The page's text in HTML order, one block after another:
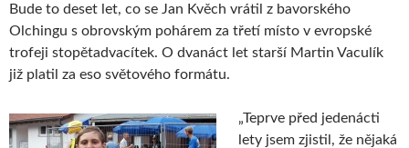
Bude to deset let, co se Jan Kvěch vrátil z bavorského
Olchingu s obrovským pohárem za třetí místo v evropské
trofeji stopětadvacítek. O dvanáct let starší Martin Vaculík
již platil za eso světového formátu.
„Teprve před jedenácti
lety jsem zjistil, že nějaká